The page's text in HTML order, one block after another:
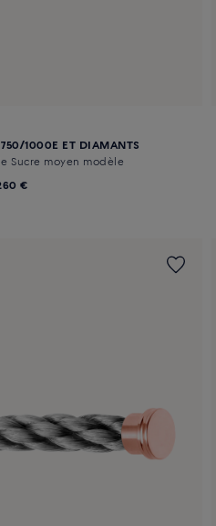
1000E ET DIAMANTS
Sucre moyen modèle
€